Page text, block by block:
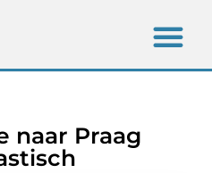
naar Praag